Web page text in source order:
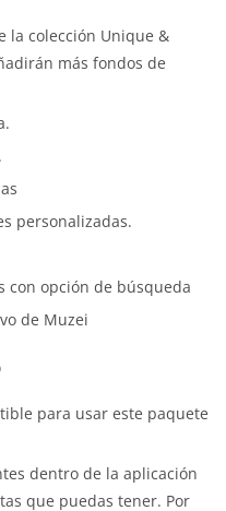
la colección Unique &
más fondos de
personalizadas.
con opción de búsqueda
de Muzei
para usar este paquete
dentro de la aplicación
que puedas tener. Por